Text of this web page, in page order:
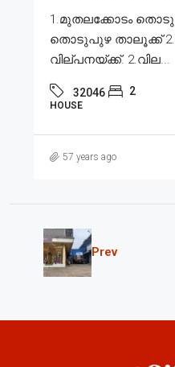
1.മുതലക്കോടം
തൊടുപുഴ താലൂക്ക് 2.5
വില്പനയ്ക്ക്. 2.വില...
32046 2
HOUSE
57 years ago
Prev